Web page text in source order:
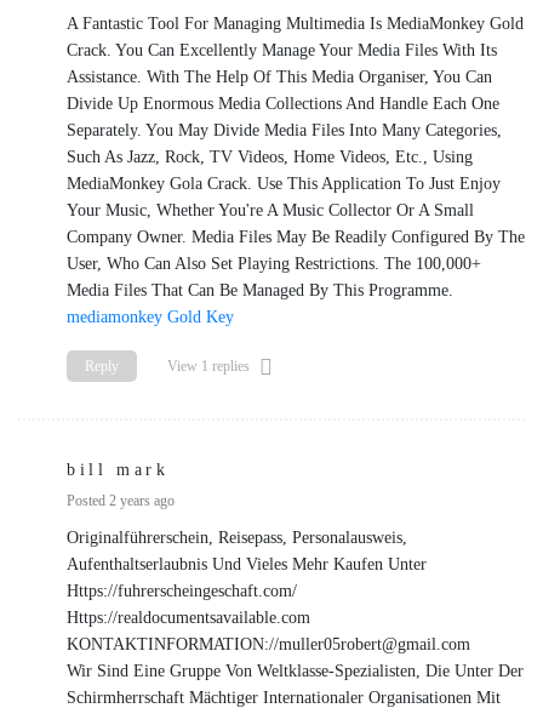
A Fantastic Tool For Managing Multimedia Is MediaMonkey Gold
Crack. You Can Excellently Manage Your Media Files With Its
Assistance. With The Help Of This Media Organiser, You Can
Divide Up Enormous Media Collections And Handle Each One
Separately. You May Divide Media Files Into Many Categories,
Such As Jazz, Rock, TV Videos, Home Videos, Etc., Using
MediaMonkey Gola Crack. Use This Application To Just Enjoy
Your Music, Whether You're A Music Collector Or A Small
Company Owner. Media Files May Be Readily Configured By The
User, Who Can Also Set Playing Restrictions. The 100,000+
Media Files That Can Be Managed By This Programme.
mediamonkey Gold Key
Reply View 1 replies
bill mark
Posted 2 years ago
Originalführerschein, Reisepass, Personalausweis,
Aufenthaltserlaubnis Und Vieles Mehr Kaufen Unter
Https://fuhrerscheingeschaft.com/
Https://realdocumentsavailable.com
KONTAKTINFORMATION://muller05robert@gmail.com
Wir Sind Eine Gruppe Von Weltklasse-Spezialisten, Die Unter Der
Schirmherrschaft Mächtiger Internationaler Organisationen Mit